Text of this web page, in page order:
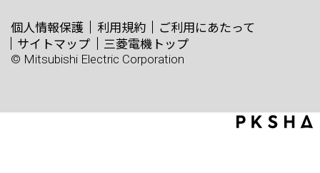
個人情報保護 利用規約
ご利用にあたって
サイトマップ
三菱電機トップ
© Mitsubishi Electric Corporation